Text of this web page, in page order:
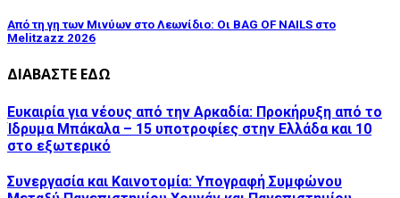
Από τη γη των Μινύων στο Λεωνίδιο: Οι BAG OF NAILS στο
Melitzazz 2026
ΔΙΑΒΑΣΤΕ ΕΔΩ
Ευκαιρία για νέους από την Αρκαδία: Προκήρυξη από το
Ίδρυμα Μπάκαλα – 15 υποτροφίες στην Ελλάδα και 10
στο εξωτερικό
Συνεργασία και Καινοτομία: Υπογραφή Συμφώνου